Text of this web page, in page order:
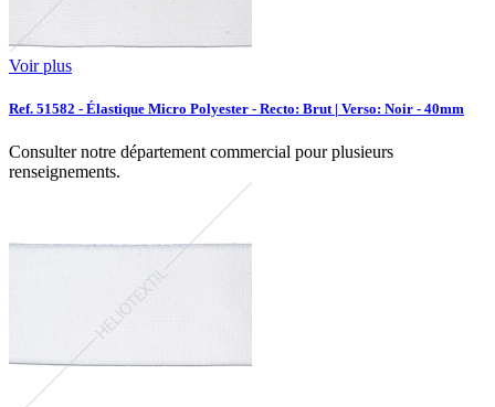
Voir plus
Ref. 51582 - Élastique Micro Polyester - Recto: Brut | Verso: Noir - 40mm
Consulter notre département commercial pour plusieurs
renseignements.